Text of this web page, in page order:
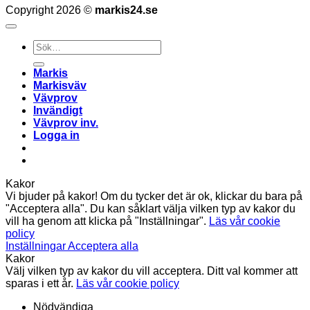
Copyright 2026 © markis24.se
Sök
efter:
Markis
Markisväv
Vävprov
Invändigt
Vävprov inv.
Logga in
Kakor
Vi bjuder på kakor! Om du tycker det är ok, klickar du bara på
"Acceptera alla". Du kan såklart välja vilken typ av kakor du
vill ha genom att klicka på "Inställningar". Läs vår cookie
policy
InställningarAcceptera alla
Kakor
Välj vilken typ av kakor du vill acceptera. Ditt val kommer att
sparas i ett år. Läs vår cookie policy
Nödvändiga